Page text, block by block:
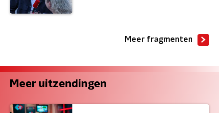
Meer fragmenten
Meer uitzendingen